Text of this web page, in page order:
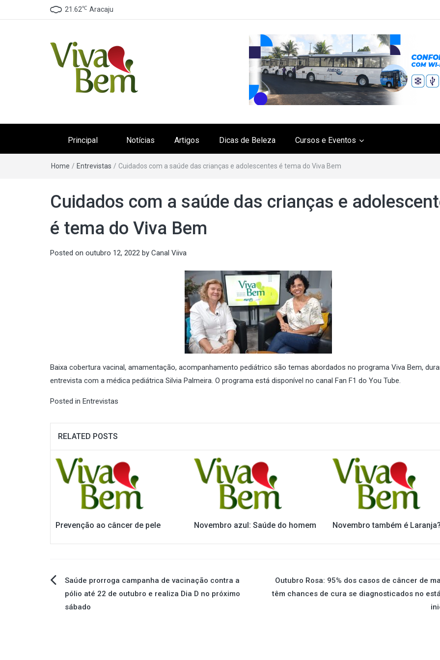
21.62℃ Aracaju
Principal Notícias Artigos Dicas de Beleza Cursos e Eventos
Home / Entrevistas / Cuidados com a saúde das crianças e adolescentes é tema do Viva Bem
Cuidados com a saúde das crianças e
é tema do Viva Bem
Posted on outubro 12, 2022 by Canal Viiva
Baixa cobertura vacinal, amamentação, acompanhamento pediátrico são temas abordados no programa Viva Bem,
entrevista com a médica pediátrica Silvia Palmeira. O programa está disponível no canal Fan F1 do You Tube.
Posted in Entrevistas
RELATED POSTS
Prevenção ao câncer de pele Novembro azul: Saúde do homem Novembro também é
Navegação
de
Saúde prorroga campanha de vacinação contra a
pólio até 22 de outubro e realiza Dia D no próximo
sábado
Outubro Rosa: 95% dos casos de câncer de
têm chances de cura se diagnosticados no